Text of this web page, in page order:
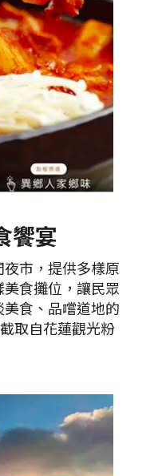
饗宴
市，提供多樣原
食攤位，讓民眾
食、品嚐道地的
取自花蓮觀光粉